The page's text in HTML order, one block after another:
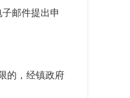
邮件提出申
的，经镇政府